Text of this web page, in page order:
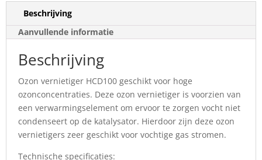
Beschrijving
Aanvullende informatie
Beschrijving
Ozon vernietiger HCD100 geschikt voor hoge
ozonconcentraties. Deze ozon vernietiger is voorzien van
een verwarmingselement om ervoor te zorgen vocht niet
condenseert op de katalysator. Hierdoor zijn deze ozon
vernietigers zeer geschikt voor vochtige gas stromen.
Technische specificaties: